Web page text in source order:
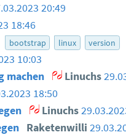
20:49
18:46
bootstrap linux version
10:03
machen Linuchs
18:50
Linuchs
Raketenwilli